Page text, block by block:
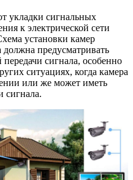
укладки сигнальных
к электрической сети
установки камер
предусматривать
сигнала, особенно
ситуациях, когда камера
или же может иметь
сигнала.